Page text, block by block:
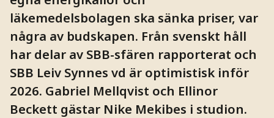
läkemedelsbolagen ska sänka priser, var
några av budskapen. Från svenskt håll
har delar av SBB-sfären rapporterat och
SBB Leiv Synnes vd är optimistisk inför
2026. Gabriel Mellqvist och Ellinor
Beckett gästar Nike Mekibes i studion.